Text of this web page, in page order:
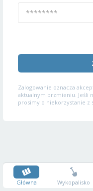
Zalogowanie oznacza
aktualnym brzmieniu. Jeśli
prosimy o niekorzystanie z
Główna Wykopalisko